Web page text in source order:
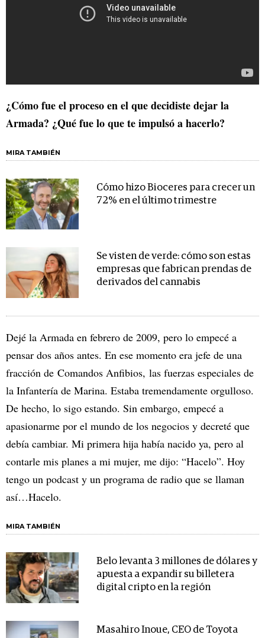
¿Cómo fue el proceso en el que decidiste dejar la
Armada? ¿Qué fue lo que te impulsó a hacerlo?
MIRA TAMBIÉN
Cómo hizo Bioceres para crecer un
72% en el último trimestre
Se visten de verde: cómo son estas
empresas que fabrican prendas de
derivados del cannabis
Dejé la Armada en febrero de 2009, pero lo empecé a
pensar dos años antes. En ese momento era jefe de una
fracción de Comandos Anfibios, las fuerzas especiales de
la Infantería de Marina. Estaba tremendamente orgulloso.
De hecho, lo sigo estando. Sin embargo, empecé a
apasionarme por el mundo de los negocios y decreté que
debía cambiar. Mi primera hija había nacido ya, pero al
contarle mis planes a mi mujer, me dijo: “Hacelo”. Hoy
tengo un podcast y un programa de radio que se llaman
así…Hacelo.
MIRA TAMBIÉN
Belo levanta 3 millones de dólares y
apuesta a expandir su billetera
digital cripto en la región
Masahiro Inoue, CEO de Toyota